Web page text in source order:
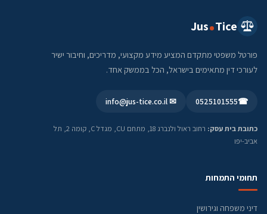
Jus Tice
פורטל משפטי מתקדם המציע מידע מקצועי, מדריכים, וחיבור ישיר
לעורכי דין מתאימים בישראל, הכל בממשק אחד.
☎
0525101555
✉ info@jus-tice.co.il
כתובת בית עסק:
רחוב ראול ולנברג 18, מתחם CU, מגדל C, קומה 2, תל
אביב-יפו
תחומי התמחות
דיני משפחה וגירושין